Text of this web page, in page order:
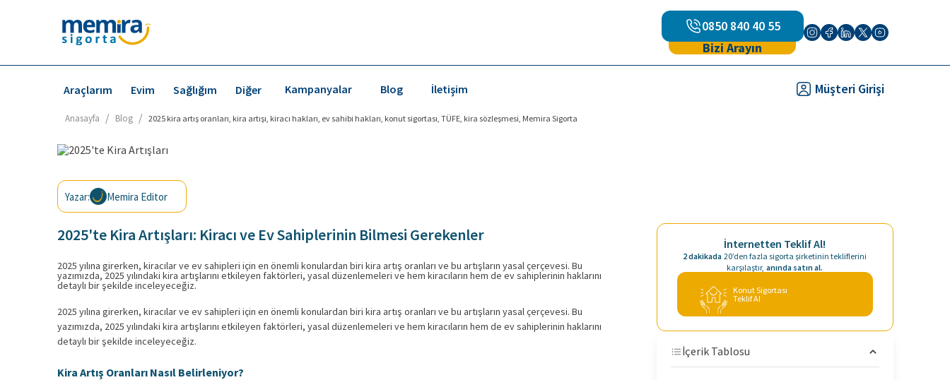
0850 840 40 55
Bizi Arayın
Araçlarım Evim Sağlığım Diğer Kampanyalar Blog İletişim Müşteri Girişi
Anasayfa / Blog / 2025 kira artış oranları, kira artışı, kiracı hakları, ev sahibi hakları, konut sigortası, TÜFE, kira sözleşmesi, Memira Sigorta
Yazar: Memira Editor
2025'te Kira Artışları: Kiracı ve Ev Sahiplerinin Bilmesi Gerekenler
2025 yılına girerken, kiracılar ve ev sahipleri için en önemli konulardan biri kira artış oranları ve bu artışların yasal çerçevesi. Bu
yazımızda, 2025 yılındaki kira artışlarını etkileyen faktörleri, yasal düzenlemeleri ve hem kiracıların hem de ev sahiplerinin haklarını
detaylı bir şekilde inceleyeceğiz.
2025 yılına girerken, kiracılar ve ev sahipleri için en önemli konulardan biri kira artış oranları ve bu artışların yasal çerçevesi. Bu
yazımızda, 2025 yılındaki kira artışlarını etkileyen faktörleri, yasal düzenlemeleri ve hem kiracıların hem de ev sahiplerinin haklarını
detaylı bir şekilde inceleyeceğiz.
Kira Artış Oranları Nasıl Belirleniyor?
İnternetten Teklif Al!
2 dakikada 20’den fazla sigorta şirketinin tekliflerini
karşılaştır, anında satın al.
Konut Sigortası
Teklif Al
İçerik Tablosu